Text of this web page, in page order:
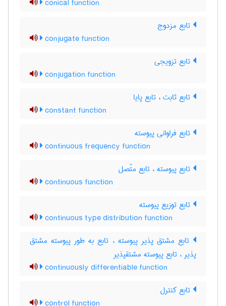
conical function
تابع مزدوج
conjugate function
تابع تزویجی
conjugation function
تابع ثابت ، تابع پایا
constant function
تابع فراوانی پیوسته
continuous frequency function
تابع پیوسته ، تابع متّصل
continuous function
تابع توزیع پیوسته
continuous type distribution function
تابع مشتق پذیر پیوسته ، تابع به طور پیوسته مشتق
پذیر ، تابع پیوسته مشتقپذیر
continuously differentiable function
تابع کنترل